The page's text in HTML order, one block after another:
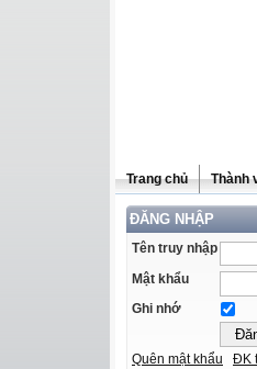
Trang chủ Thành
ĐĂNG NHẬP
Tên truy nhập
Mật khẩu
Ghi nhớ
Quên mật khẩu ĐK